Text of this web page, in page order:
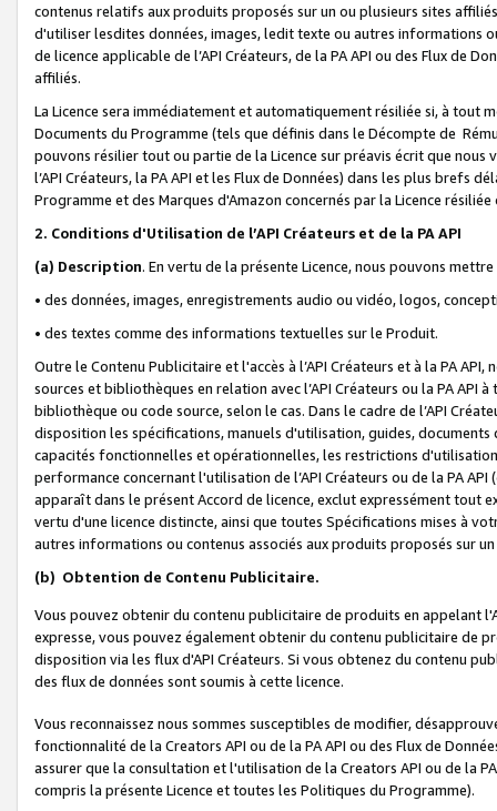
contenus relatifs aux produits proposés sur un ou plusieurs sites
d'utiliser lesdites données, images, ledit texte ou autres informations
de licence applicable de l’API Créateurs, de la PA API ou des Flux de
affiliés.
La Licence sera immédiatement et automatiquement résiliée si, à
Documents du Programme (tels que définis dans le Décompte de
pouvons résilier tout ou partie de la Licence sur préavis écrit que
l’API Créateurs, la PA API et les Flux de Données) dans les plus
Programme et des Marques d'Amazon concernés par la Licence
2. Conditions d'Utilisation de l’API Créateurs et de la PA API
(a) Description. En vertu de la présente Licence, nous pouvons
• des données, images, enregistrements audio ou vidéo, logos,
• des textes comme des informations textuelles sur le Produit.
Outre le Contenu Publicitaire et l'accès à l’API Créateurs et à la PA
sources et bibliothèques en relation avec l’API Créateurs ou la PA
bibliothèque ou code source, selon le cas. Dans le cadre de l’API
disposition les spécifications, manuels d'utilisation, guides,
capacités fonctionnelles et opérationnelles, les restrictions
performance concernant l'utilisation de l’API Créateurs ou de la PA
apparaît dans le présent Accord de licence, exclut expressément tout
vertu d'une licence distincte, ainsi que toutes Spécifications mises à
autres informations ou contenus associés aux produits proposés sur
(b) Obtention de Contenu Publicitaire.
Vous pouvez obtenir du contenu publicitaire de produits en appelant
expresse, vous pouvez également obtenir du contenu publicitaire de
disposition via les flux d'API Créateurs. Si vous obtenez du contenu
des flux de données sont soumis à cette licence.
Vous reconnaissez nous sommes susceptibles de modifier,
fonctionnalité de la Creators API ou de la PA API ou des Flux de
assurer que la consultation et l'utilisation de la Creators API ou de la
compris la présente Licence et toutes les Politiques du Programme).